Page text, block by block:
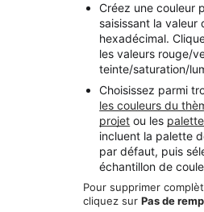
Créez une couleur
saisissant la valeur
hexadécimal.
les valeurs rouge/
teinte/saturation/
Choisissez parmi
les couleurs du
projet ou les
incluent la palette
par défaut, puis
échantillon de
Pour supprimer
cliquez surPas de